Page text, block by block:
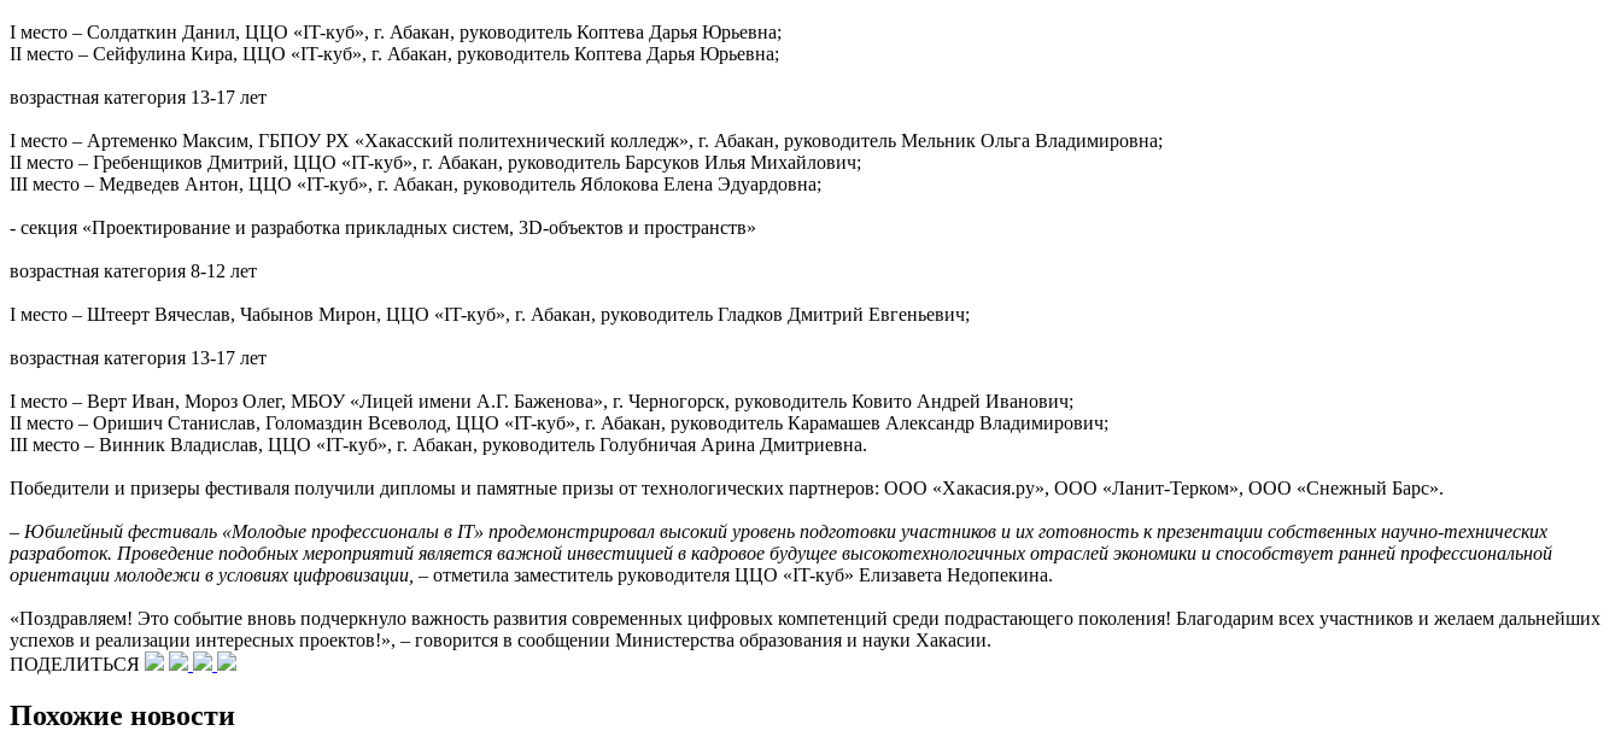
I место – Солдаткин Данил, ЦЦО «IT-куб», г. Абакан, руководитель Коптева Дарья Юрьевна;
II место – Сейфулина Кира, ЦЦО «IT-куб», г. Абакан, руководитель Коптева Дарья Юрьевна;
возрастная категория 13-17 лет
I место – Артеменко Максим, ГБПОУ РХ «Хакасский политехнический колледж», г. Абакан, руководитель Мельник Ольга Владимировна;
II место – Гребенщиков Дмитрий, ЦЦО «IT-куб», г. Абакан, руководитель Барсуков Илья Михайлович;
III место – Медведев Антон, ЦЦО «IT-куб», г. Абакан, руководитель Яблокова Елена Эдуардовна;
- секция «Проектирование и разработка прикладных систем, 3D-объектов и пространств»
возрастная категория 8-12 лет
I место – Штеерт Вячеслав, Чабынов Мирон, ЦЦО «IT-куб», г. Абакан, руководитель Гладков Дмитрий Евгеньевич;
возрастная категория 13-17 лет
I место – Верт Иван, Мороз Олег, МБОУ «Лицей имени А.Г. Баженова», г. Черногорск, руководитель Ковито Андрей Иванович;
II место – Оришич Станислав, Голомаздин Всеволод, ЦЦО «IT-куб», г. Абакан, руководитель Карамашев Александр Владимирович;
III место – Винник Владислав, ЦЦО «IT-куб», г. Абакан, руководитель Голубничая Арина Дмитриевна.
Победители и призеры фестиваля получили дипломы и памятные призы от технологических партнеров: ООО «Хакасия.ру», ООО «Ланит-Терком», ООО «Снежный Барс».
– Юбилейный фестиваль «Молодые профессионалы в IT» продемонстрировал высокий уровень подготовки участников и их готовность к презентации собственных научно-технических
разработок. Проведение подобных мероприятий является важной инвестицией в кадровое будущее высокотехнологичных отраслей экономики и способствует ранней профессиональной
ориентации молодежи в условиях цифровизации, – отметила заместитель руководителя ЦЦО «IT-куб» Елизавета Недопекина.
«Поздравляем! Это событие вновь подчеркнуло важность развития современных цифровых компетенций среди подрастающего поколения! Благодарим всех участников и желаем дальнейших
успехов и реализации интересных проектов!», – говорится в сообщении Министерства образования и науки Хакасии.
ПОДЕЛИТЬСЯ
Похожие новости